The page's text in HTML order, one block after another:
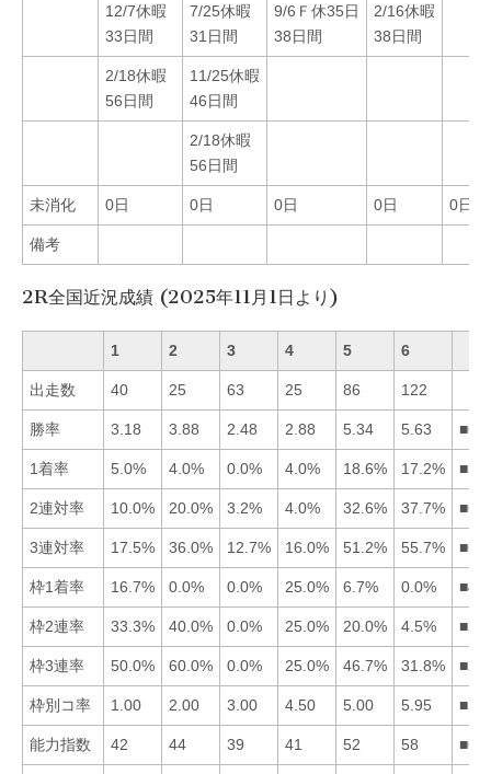
12/7休暇
33日間
7/25休暇
31日間
9/6Ｆ休35日
38日間
2/16休暇
38日間
2/18休暇
56日間
11/25休暇
46日間
2/18休暇
56日間
未消化 0日 0日 0日 0日 0日
備考
2R全国近況成績 (2025年11月1日より)
1 2 3 4 5 6
出走数 40 25 63 25 86 122
勝率 3.18 3.88 2.48 2.88 5.34 5.63
1着率 5.0% 4.0% 0.0% 4.0% 18.6% 17.2%
2連対率 10.0% 20.0% 3.2% 4.0% 32.6% 37.7%
3連対率 17.5% 36.0% 12.7% 16.0% 51.2% 55.7%
枠1着率 16.7% 0.0% 0.0% 25.0% 6.7% 0.0%
枠2連率 33.3% 40.0% 0.0% 25.0% 20.0% 4.5%
枠3連率 50.0% 60.0% 0.0% 25.0% 46.7% 31.8%
枠別コ率 1.00 2.00 3.00 4.50 5.00 5.95
能力指数 42 44 39 41 52 58